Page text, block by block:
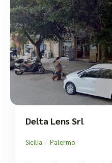
Delta Lens Srl
Sicilia / Palermo